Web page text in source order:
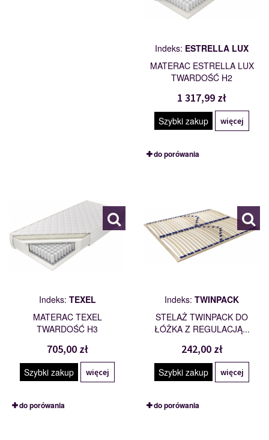
Indeks: ESTRELLA LUX
MATERAC ESTRELLA LUX
TWARDOŚĆ H2
1 317,99 zł
Szybki zakup więcej
do porówania
Indeks: TEXEL
MATERAC TEXEL
TWARDOŚĆ H3
705,00 zł
Szybki zakup więcej
do porówania
Indeks: TWINPACK
STELAŻ TWINPACK DO
ŁÓŻKA Z REGULACJĄ...
242,00 zł
Szybki zakup więcej
do porówania